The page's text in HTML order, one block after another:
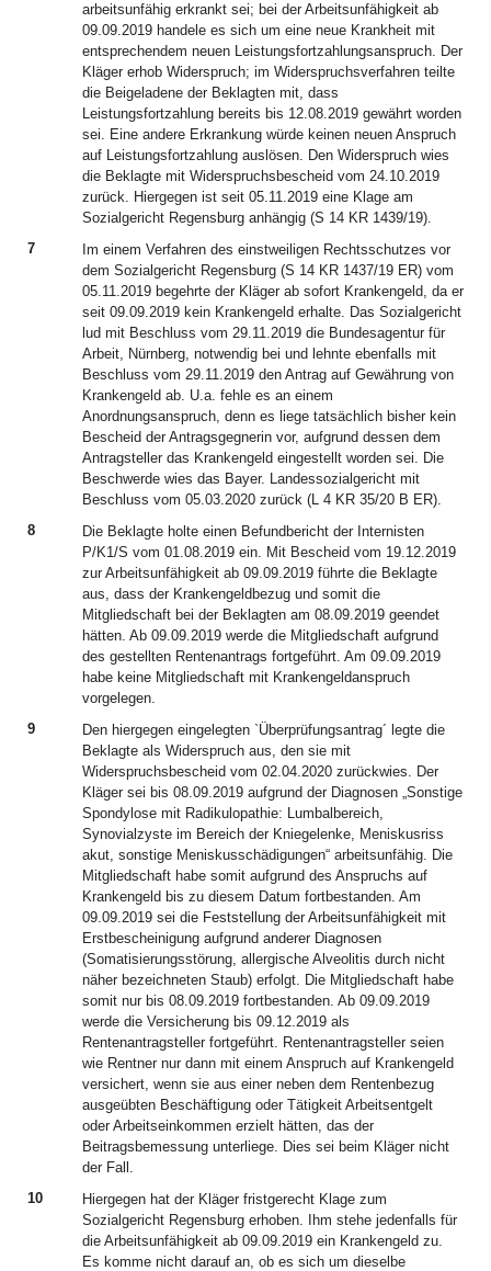
arbeitsunfähig erkrankt sei; bei der Arbeitsunfähigkeit ab
09.09.2019 handele es sich um eine neue Krankheit mit
entsprechendem neuen Leistungsfortzahlungsanspruch. Der
Kläger erhob Widerspruch; im Widerspruchsverfahren teilte
die Beigeladene der Beklagten mit, dass
Leistungsfortzahlung bereits bis 12.08.2019 gewährt worden
sei. Eine andere Erkrankung würde keinen neuen Anspruch
auf Leistungsfortzahlung auslösen. Den Widerspruch wies
die Beklagte mit Widerspruchsbescheid vom 24.10.2019
zurück. Hiergegen ist seit 05.11.2019 eine Klage am
Sozialgericht Regensburg anhängig (S 14 KR 1439/19).
7
Im einem Verfahren des einstweiligen Rechtsschutzes vor
dem Sozialgericht Regensburg (S 14 KR 1437/19 ER) vom
05.11.2019 begehrte der Kläger ab sofort Krankengeld, da er
seit 09.09.2019 kein Krankengeld erhalte. Das Sozialgericht
lud mit Beschluss vom 29.11.2019 die Bundesagentur für
Arbeit, Nürnberg, notwendig bei und lehnte ebenfalls mit
Beschluss vom 29.11.2019 den Antrag auf Gewährung von
Krankengeld ab. U.a. fehle es an einem
Anordnungsanspruch, denn es liege tatsächlich bisher kein
Bescheid der Antragsgegnerin vor, aufgrund dessen dem
Antragsteller das Krankengeld eingestellt worden sei. Die
Beschwerde wies das Bayer. Landessozialgericht mit
Beschluss vom 05.03.2020 zurück (L 4 KR 35/20 B ER).
8
Die Beklagte holte einen Befundbericht der Internisten
P/K1/S vom 01.08.2019 ein. Mit Bescheid vom 19.12.2019
zur Arbeitsunfähigkeit ab 09.09.2019 führte die Beklagte
aus, dass der Krankengeldbezug und somit die
Mitgliedschaft bei der Beklagten am 08.09.2019 geendet
hätten. Ab 09.09.2019 werde die Mitgliedschaft aufgrund
des gestellten Rentenantrags fortgeführt. Am 09.09.2019
habe keine Mitgliedschaft mit Krankengeldanspruch
vorgelegen.
9
Den hiergegen eingelegten `Überprüfungsantrag´ legte die
Beklagte als Widerspruch aus, den sie mit
Widerspruchsbescheid vom 02.04.2020 zurückwies. Der
Kläger sei bis 08.09.2019 aufgrund der Diagnosen „Sonstige
Spondylose mit Radikulopathie: Lumbalbereich,
Synovialzyste im Bereich der Kniegelenke, Meniskusriss
akut, sonstige Meniskusschädigungen“ arbeitsunfähig. Die
Mitgliedschaft habe somit aufgrund des Anspruchs auf
Krankengeld bis zu diesem Datum fortbestanden. Am
09.09.2019 sei die Feststellung der Arbeitsunfähigkeit mit
Erstbescheinigung aufgrund anderer Diagnosen
(Somatisierungsstörung, allergische Alveolitis durch nicht
näher bezeichneten Staub) erfolgt. Die Mitgliedschaft habe
somit nur bis 08.09.2019 fortbestanden. Ab 09.09.2019
werde die Versicherung bis 09.12.2019 als
Rentenantragsteller fortgeführt. Rentenantragsteller seien
wie Rentner nur dann mit einem Anspruch auf Krankengeld
versichert, wenn sie aus einer neben dem Rentenbezug
ausgeübten Beschäftigung oder Tätigkeit Arbeitsentgelt
oder Arbeitseinkommen erzielt hätten, das der
Beitragsbemessung unterliege. Dies sei beim Kläger nicht
der Fall.
10
Hiergegen hat der Kläger fristgerecht Klage zum
Sozialgericht Regensburg erhoben. Ihm stehe jedenfalls für
die Arbeitsunfähigkeit ab 09.09.2019 ein Krankengeld zu.
Es komme nicht darauf an, ob es sich um dieselbe